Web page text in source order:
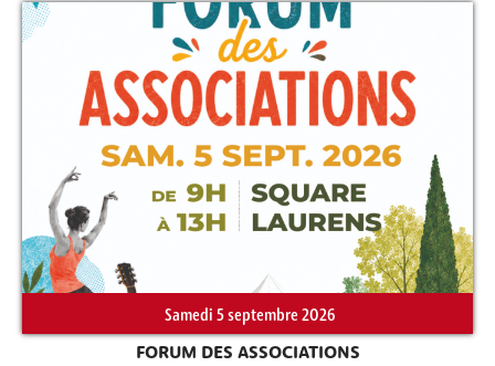
Samedi 5 septembre 2026
FORUM DES ASSOCIATIONS